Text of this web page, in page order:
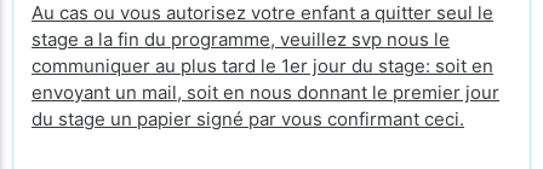
Au cas ou vous autorisez votre enfant a quitter seul le
stage a la fin du programme, veuillez svp nous le
communiquer au plus tard le 1er jour du stage: soit en
envoyant un mail, soit en nous donnant le premier jour
du stage un papier signé par vous confirmant ceci.